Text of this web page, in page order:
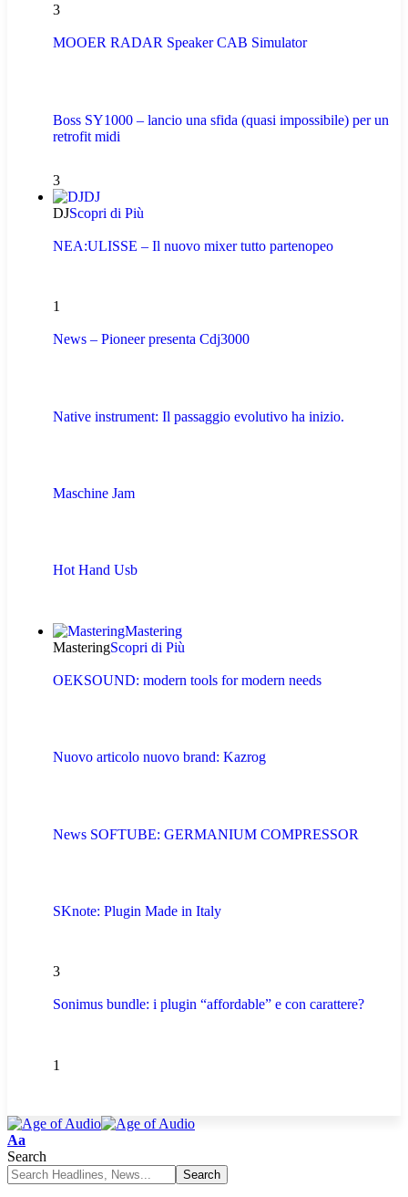
3
MOOER RADAR Speaker CAB Simulator
Boss SY1000 – lancio una sfida (quasi impossibile) per un
retrofit midi
3
DJ
DJScopri di Più
NEA:ULISSE – Il nuovo mixer tutto partenopeo
1
News – Pioneer presenta Cdj3000
Native instrument: Il passaggio evolutivo ha inizio.
Maschine Jam
Hot Hand Usb
Mastering
MasteringScopri di Più
OEKSOUND: modern tools for modern needs
Nuovo articolo nuovo brand: Kazrog
News SOFTUBE: GERMANIUM COMPRESSOR
SKnote: Plugin Made in Italy
3
Sonimus bundle: i plugin “affordable” e con carattere?
1
Aa
Search